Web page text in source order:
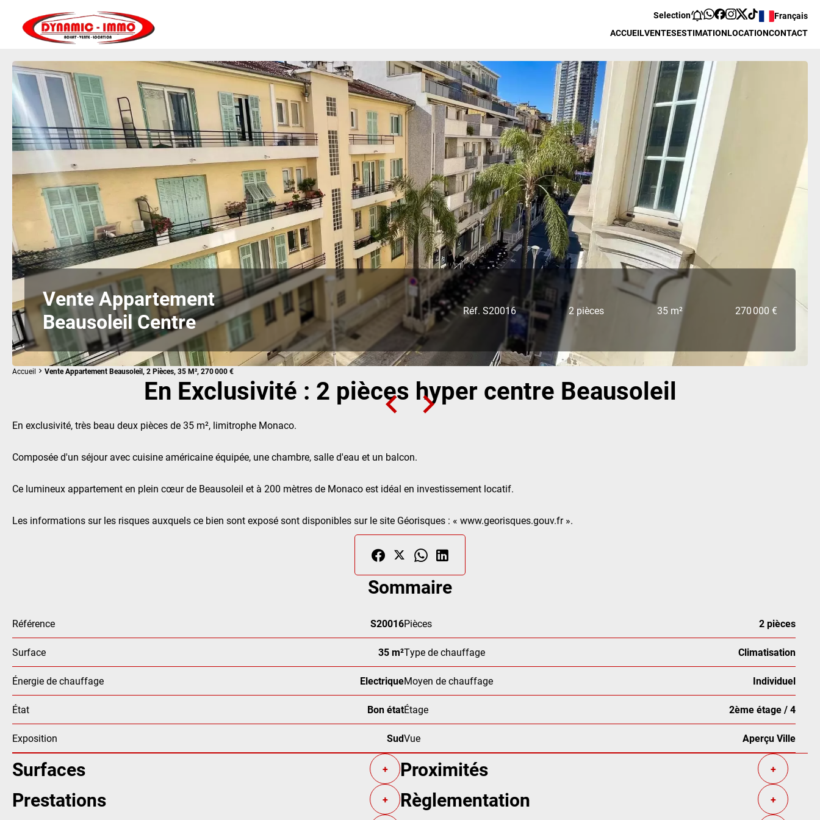
Selection
Français
ACCUEILVENTESESTIMATIONLOCATIONCONTACT
Vente Appartement
Beausoleil Centre
Réf. S20016 2 pièces 35 m² 270 000 €
Accueil Vente Appartement Beausoleil, 2 Pièces, 35 M², 270 000 €
En Exclusivité : 2 pièces hyper centre Beausoleil
En exclusivité, très beau deux pièces de 35 m², limitrophe Monaco.
Composée d'un séjour avec cuisine américaine équipée, une chambre, salle d'eau et un balcon.
Ce lumineux appartement en plein cœur de Beausoleil et à 200 mètres de Monaco est idéal en investissement locatif.
Les informations sur les risques auxquels ce bien sont exposé sont disponibles sur le site Géorisques : « www.georisques.gouv.fr ».
Sommaire
Référence S20016Pièces 2 pièces
Surface 35 m²Type de chauffage Climatisation
Énergie de chauffage ElectriqueMoyen de chauffage Individuel
État Bon étatÉtage 2ème étage / 4
Exposition SudVue Aperçu Ville
Surfaces + Proximités +
Prestations + Règlementation +